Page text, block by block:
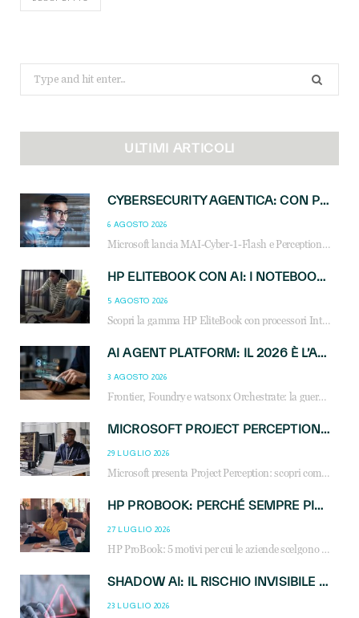
Search
for:
ULTIMI ARTICOLI
CYBERSECURITY AGENTICA: CON PERCEPTION E MAI-CYBER-1-FLASH MICROSOFT APRE NUOVI SERVIZI PER IL CANALE
6 AGOSTO 2026
Microsoft lancia MAI-Cyber-1-Flash e Perception: cybersecurity agentica in preview dal 3 novembre. Cosa cambia per MSP, system integrator e reseller.
HP ELITEBOOK CON AI: I NOTEBOOK BUSINESS INTELLIGENTI CHE TRASFORMANO PRODUTTIVITÀ, SICUREZZA E LAVORO IBRIDO
5 AGOSTO 2026
Scopri la gamma HP EliteBook con processori Intel® Core™ Ultra e AMD Ryzen™ AI. Notebook business progettati per aumentare la produttività, migliorare la collaborazione e garantire sicurezza avanzata in ufficio e in mobilità.
AI AGENT PLATFORM: IL 2026 È L’ANNO DEL «SISTEMA OPERATIVO» PER GLI AGENTI AZIENDALI
3 AGOSTO 2026
Frontier, Foundry e watsonx Orchestrate: la guerra delle piattaforme AI agent ridisegna il mercato IT. Cosa cambia per reseller, MSP e system integrator.
MICROSOFT PROJECT PERCEPTION: COME GLI AGENTI AI CAMBIERANNO SOC, CYBERSECURITY E SERVIZI MSP
29 LUGLIO 2026
Microsoft presenta Project Perception: scopri come gli agenti AI possono trasformare cybersecurity, SOC e servizi gestiti degli MSP.
HP PROBOOK: PERCHÉ SEMPRE PIÙ AZIENDE SCELGONO NOTEBOOK PROGETTATI PER IL LAVORO MODERNO
27 LUGLIO 2026
HP ProBook: 5 motivi per cui le aziende scelgono i notebook business HP per migliorare produttività, sicurezza e gestione dell’AI.
SHADOW AI: IL RISCHIO INVISIBILE CHE LE AZIENDE POSSONO GOVERNARE
23 LUGLIO 2026